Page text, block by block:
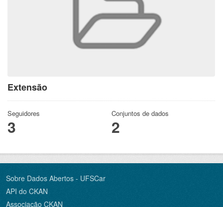
Extensão
Seguidores
3
Conjuntos de dados
2
Sobre Dados Abertos - UFSCar
API do CKAN
Associação CKAN